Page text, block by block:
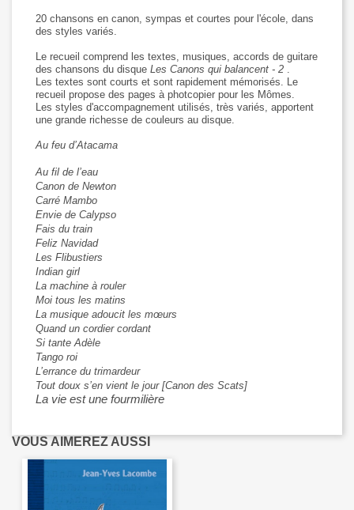
20 chansons en canon, sympas et courtes pour l'école, dans
des styles variés.
Le recueil comprend les textes, musiques, accords de guitare
des chansons du disque Les Canons qui balancent - 2
Les textes sont courts et sont rapidement mémorisés. Le
recueil propose des pages à photcopier pour les Mômes.
Les styles d'accompagnement utilisés, très variés, apportent
une grande richesse de couleurs au disque.
Au feu d’Atacama
Au fil de l’eau
Canon de Newton
Carré Mambo
Envie de Calypso
Fais du train
Feliz Navidad
Les Flibustiers
Indian girl
La machine à rouler
Moi tous les matins
La musique adoucit les mœurs
Quand un cordier cordant
Si tante Adèle
Tango roi
L’errance du trimardeur
Tout doux s’en vient le jour [Canon des Scats]
La vie est une fourmilière
VOUS AIMEREZ AUSSI